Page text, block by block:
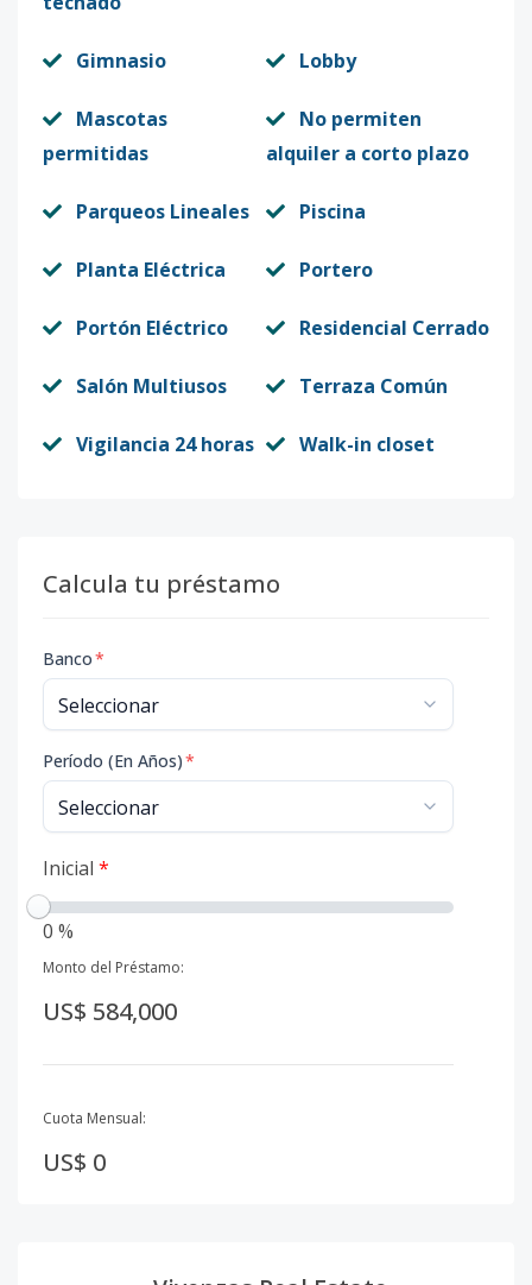
Gimnasio Lobby
Mascotas
permitidas
No permiten
alquiler a corto plazo
Parqueos Lineales Piscina
Planta Eléctrica Portero
Portón Eléctrico Residencial Cerrado
Salón Multiusos Terraza Común
Vigilancia 24 horas Walk-in closet
Calcula tu préstamo
Banco*
Período (En Años)*
Inicial *
0 %
Monto del Préstamo:
US$ 584,000
Cuota Mensual:
US$ 0